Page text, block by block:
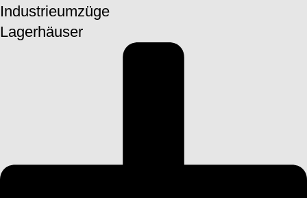
Industrie­umzüge
Lagerhäuser